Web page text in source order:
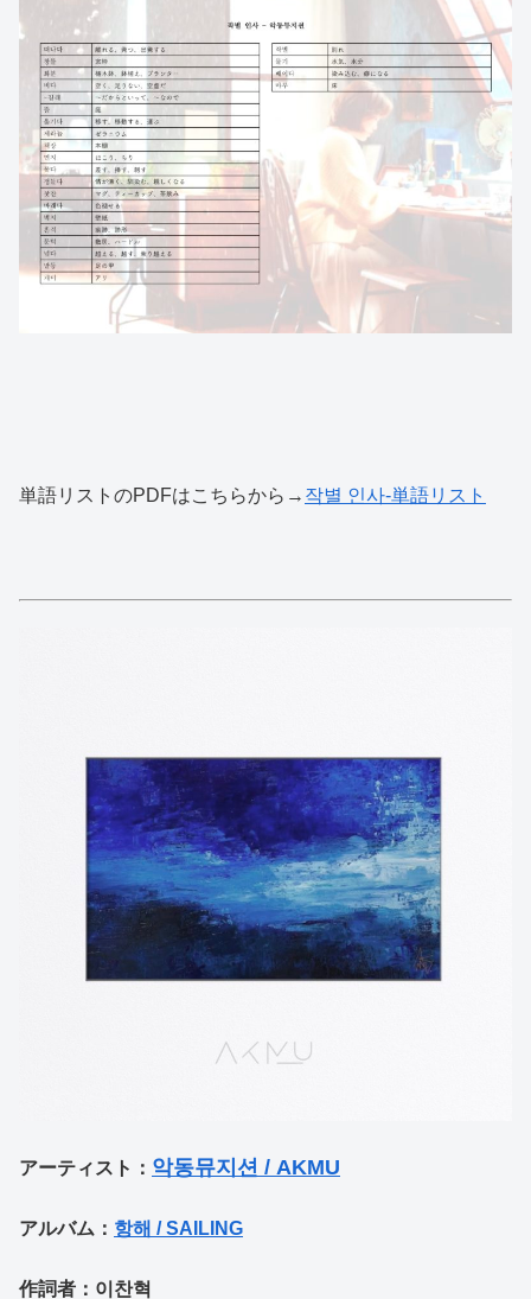
単語リストのPDFはこちらから→ 작별 인사-単語リスト
アーティスト： 악동뮤지션 / AKMU
アルバム： 항해 / SAILING
作詞者：이찬혁